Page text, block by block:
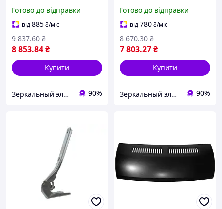
Готово до відправки
від885₴/міс
8 853.84₴
9 837.60 ₴
Купити
Зеркальный элемент 90%
Готово до відправки
від780₴/міс
7 803.27₴
8 670.30 ₴
Купити
Зеркальный элемент 90%